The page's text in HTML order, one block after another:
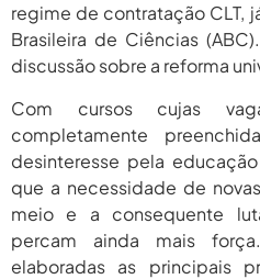
regime de contratação CLT,
Brasileira de Ciências
discussão sobre a reforma
Com cursos cujas
completamente
desinteresse pela
que a necessidade de
meio e a consequente
percam ainda mais
elaboradas as principais